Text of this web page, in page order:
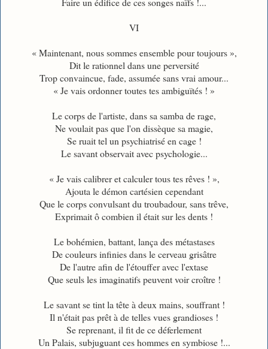
VI
« Maintenant, nous sommes ensemble pour toujours »,
Dit le rationnel dans une perversité
Trop convaincue, fade, assumée sans vrai amour...
« Je vais ordonner toutes tes ambiguïtés ! »
Le corps de l'artiste, dans sa samba de rage,
Ne voulait pas que l'on dissèque sa magie,
Se ruait tel un psychiatrisé en cage !
Le savant observait avec psychologie...
« Je vais calibrer et calculer tous tes rêves ! »,
Ajouta le démon cartésien cependant
Que le corps convulsant du troubadour, sans trêve,
Exprimait ô combien il était sur les dents !
Le bohémien, battant, lança des métastases
De couleurs infinies dans le cerveau grisâtre
De l'autre afin de l'étouffer avec l'extase
Que seuls les imaginatifs peuvent voir croître !
Le savant se tint la tête à deux mains, souffrant !
Il n'était pas prêt à de telles vues grandioses !
Se reprenant, il fit de ce déferlement
Un Palais, subjuguant ces hommes en symbiose !...